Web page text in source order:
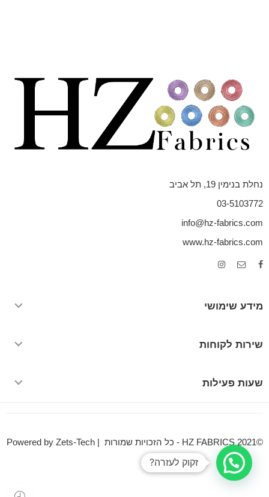
נחלת בנימין 19, תל אביב
03-5103772
info@hz-fabrics.com
www.hz-fabrics.com
מידע שימושי
שירות לקוחות
שעות פעילות
©HZ FABRICS 2021 - כל הזכויות שמורות | Powered by Zets-Tech
זקוק לעזרה?